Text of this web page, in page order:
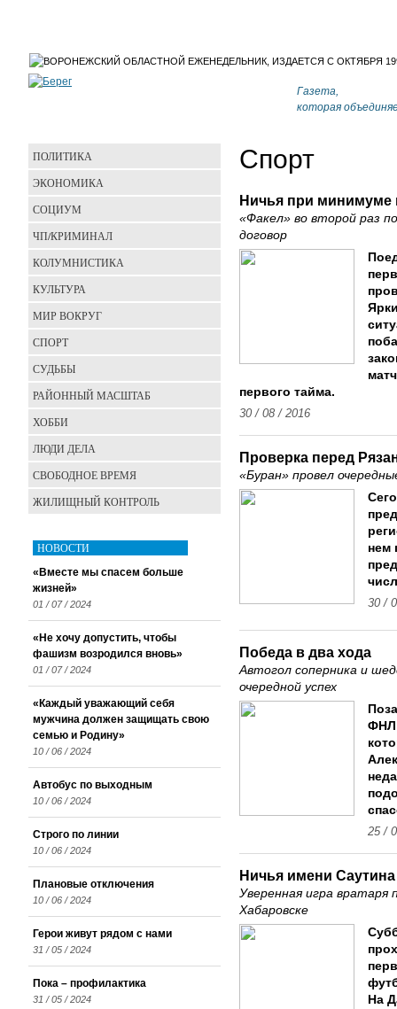
Газета,
которая
Спорт
Ничья при минимуме
«Факел» во второй раз
договор
первого тайма.
30 / 08 / 2016
Проверка перед
«Буран» провел
нем
30 /
Победа в два хода
Автогол соперника и
очередной успех
ФНЛ
25 /
Ничья имени Саутина
Уверенная игра вратаря
Хабаровске
На
ПОЛИТИКА
ЭКОНОМИКА
СОЦИУМ
ЧП/КРИМИНАЛ
КОЛУМНИСТИКА
КУЛЬТУРА
МИР ВОКРУГ
СПОРТ
СУДЬБЫ
РАЙОННЫЙ МАСШТАБ
ХОББИ
ЛЮДИ ДЕЛА
СВОБОДНОЕ ВРЕМЯ
ЖИЛИЩНЫЙ КОНТРОЛЬ
НОВОСТИ
«Вместе мы спасем больше
жизней»
01 / 07 / 2024
«Не хочу допустить, чтобы
фашизм возродился вновь»
01 / 07 / 2024
«Каждый уважающий себя
мужчина должен защищать свою
семью и Родину»
10 / 06 / 2024
Автобус по выходным
10 / 06 / 2024
Строго по линии
10 / 06 / 2024
Плановые отключения
10 / 06 / 2024
Герои живут рядом с нами
31 / 05 / 2024
Пока – профилактика
31 / 05 / 2024